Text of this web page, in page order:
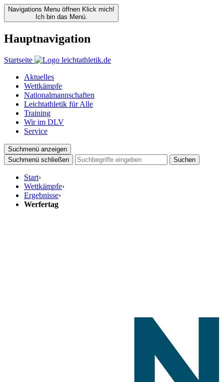
Navigations Menu öffnen Klick mich!
Ich bin das Menü.
Hauptnavigation
Startseite
Aktuelles
Wettkämpfe
Nationalmannschaften
Leichtathletik für Alle
Training
Wir im DLV
Service
Suchmenü anzeigen
Suchmenü schließen
Suchen
Start›
Wettkämpfe›
Ergebnisse›
Werfertag